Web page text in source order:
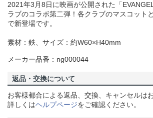
2021年3月8日に映画が公開された「
ラブのコラボ第二弾！各クラブのマスコット
で新登場です。
素材：鉄、サイズ：約W60×H40mm
メーカー品番：ng000044
返品・交換について
お客様都合による返品、交換、キャンセルは
詳しくはヘルプページをご確認ください。